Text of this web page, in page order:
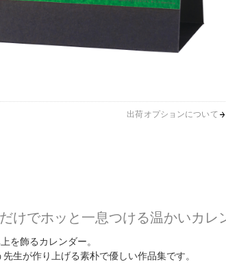
出荷オプションについて
けでホッと一息つける温かいカレ
を飾るカレンダー。
生が作り上げる素朴で優しい作品集です。